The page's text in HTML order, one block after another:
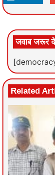
जवाब जरूर दे
Related